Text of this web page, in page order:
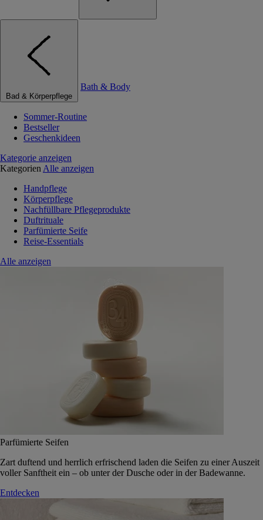
Bad & Körperpflege
Bath & Body
Sommer-Routine
Bestseller
Geschenkideen
Kategorie anzeigen
Kategorien Alle anzeigen
Handpflege
Körperpflege
Nachfüllbare Pflegeprodukte
Duftrituale
Parfümierte Seife
Reise-Essentials
Alle anzeigen
Parfümierte Seifen
Zart duftend und herrlich erfrischend laden die Seifen zu einer Auszeit
voller Sanftheit ein – ob unter der Dusche oder in der Badewanne.
Entdecken